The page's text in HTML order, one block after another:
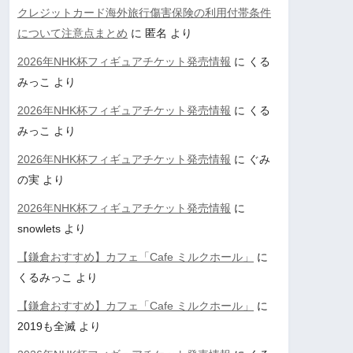
クレジットカード海外旅行傷害保険の利用付帯条件
について注意点まとめ に 匿名 より
2026年NHK杯フィギュアチケット発売情報 に くる
みっこ より
2026年NHK杯フィギュアチケット発売情報 に くる
みっこ より
2026年NHK杯フィギュアチケット発売情報 に ぐみ
の実 より
2026年NHK杯フィギュアチケット発売情報 に
snowlets より
【鎌倉おすすめ】カフェ「Cafe ミルクホール」
に
くるみっこ より
【鎌倉おすすめ】カフェ「Cafe ミルクホール」
に
2019も全滅 より